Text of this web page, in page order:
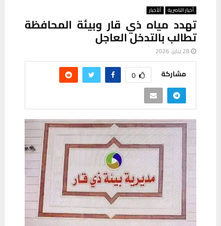
أخبار الناصرية ألأخبار
تهدد مياه ذي قار وبيئة المحافظة
تطالب بالتدخل العاجل
28 يناير، 2026
مشاركة 0